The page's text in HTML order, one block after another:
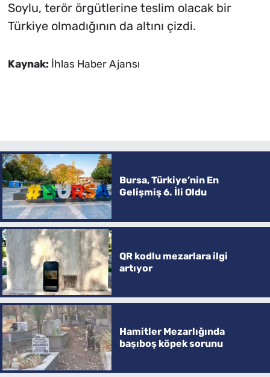
Soylu, terör örgütlerine teslim olacak bir
Türkiye olmadığının da altını çizdi.
Kaynak: İhlas Haber Ajansı
Bursa, Türkiye’nin En
Gelişmiş 6. İli Oldu
QR kodlu mezarlara ilgi
artıyor
Hamitler Mezarlığında
başıboş köpek sorunu